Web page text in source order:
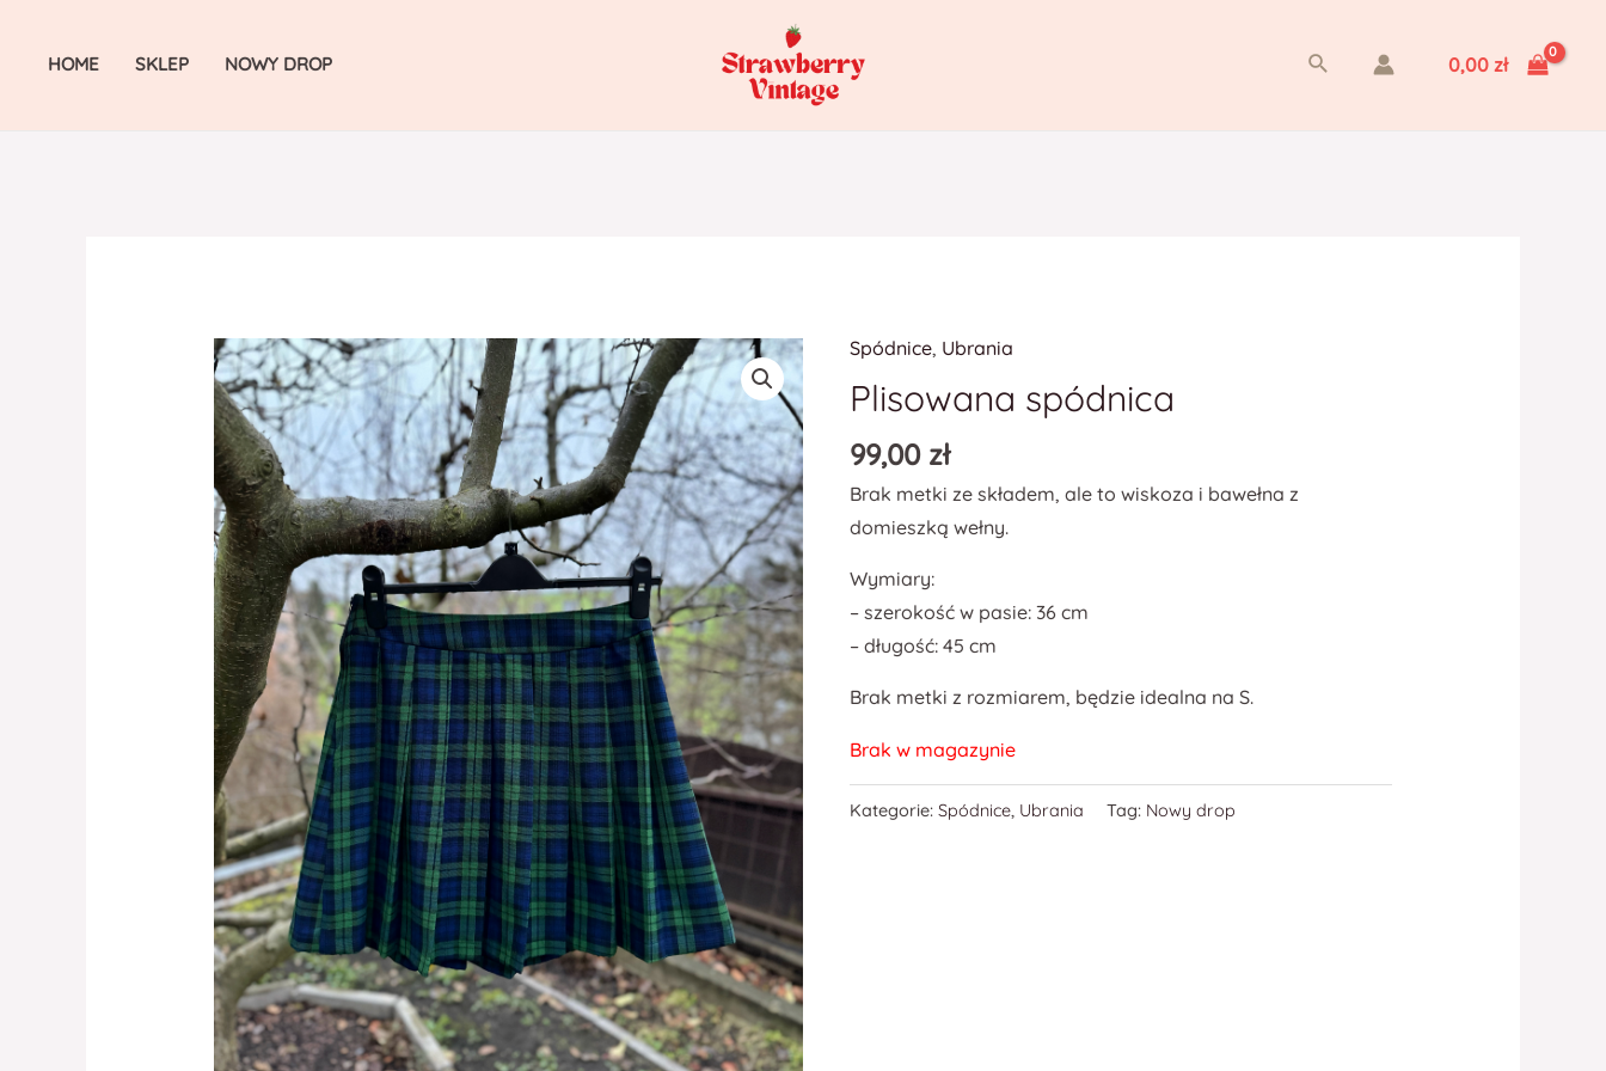
HOME SKLEP NOWY DROP Szukaj 0,00 zł
Spódnice, Ubrania
Plisowana spódnica
99,00 zł
Brak metki ze składem, ale to wiskoza i bawełna z
domieszką wełny.
Wymiary:
– szerokość w pasie: 36 cm
– długość: 45 cm
Brak metki z rozmiarem, będzie idealna na S.
Brak w magazynie
Kategorie:Spódnice, Ubrania Tag: Nowy drop